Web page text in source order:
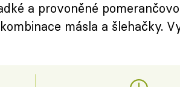
a provoněné
másla a šlehačky.